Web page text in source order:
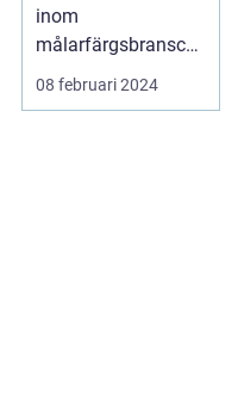
inom
målarfärgsbransche
n s...
08 februari 2024